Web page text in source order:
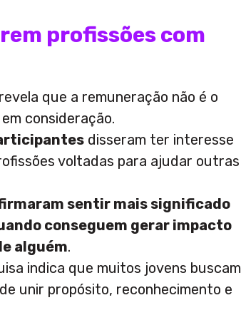
profissões com
que a remuneração não é o
consideração.
disseram ter interesse
voltadas para ajudar outras
sentir mais significado
conseguem gerar impacto
alguém.
indica que muitos jovens buscam
unir propósito, reconhecimento e